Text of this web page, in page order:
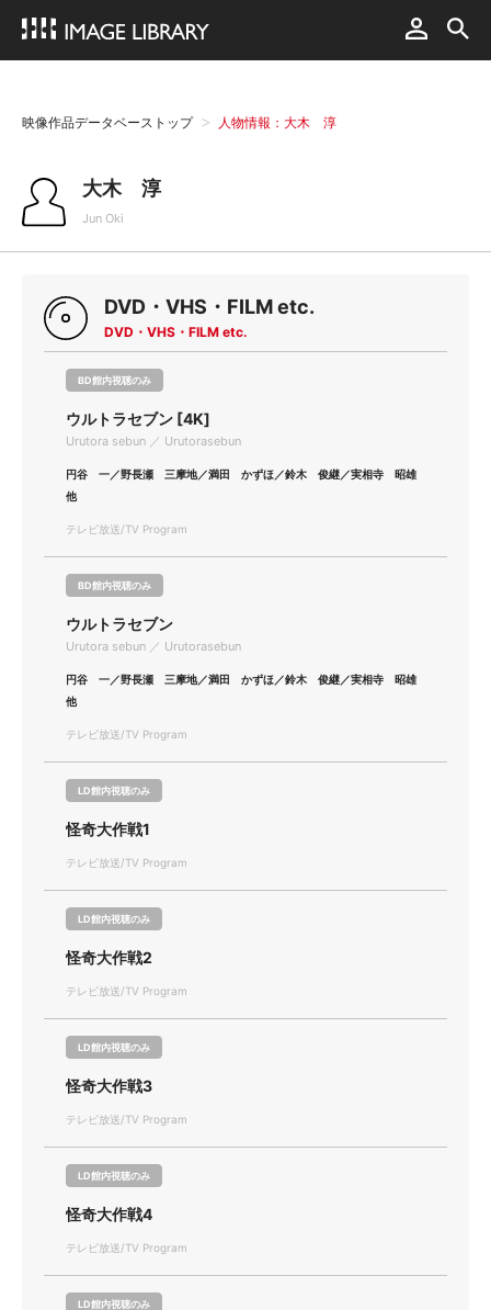
映像作品データベーストップ 人物情報：大木 淳
大木 淳
Jun Oki
DVD・VHS・FILM etc.
DVD・VHS・FILM etc.
BD館内視聴のみ
ウルトラセブン [4K]
Urutora sebun ／ Urutorasebun
円谷 一／野長瀬 三摩地／満田 かずほ／鈴木 俊継／実相寺 昭雄
他
テレビ放送/TV Program
BD館内視聴のみ
ウルトラセブン
Urutora sebun ／ Urutorasebun
円谷 一／野長瀬 三摩地／満田 かずほ／鈴木 俊継／実相寺 昭雄
他
テレビ放送/TV Program
LD館内視聴のみ
怪奇大作戦1
テレビ放送/TV Program
LD館内視聴のみ
怪奇大作戦2
テレビ放送/TV Program
LD館内視聴のみ
怪奇大作戦3
テレビ放送/TV Program
LD館内視聴のみ
怪奇大作戦4
テレビ放送/TV Program
LD館内視聴のみ